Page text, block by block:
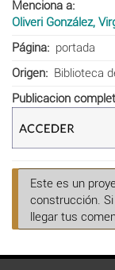
Menciona a
Oliveri González,
Página
portada
Origen
Biblioteca
Publicacion
Este es un
construcción.
llegar tus